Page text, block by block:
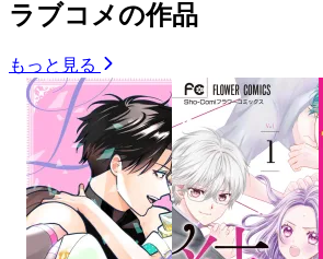
ラブコメの作品
もっと見る